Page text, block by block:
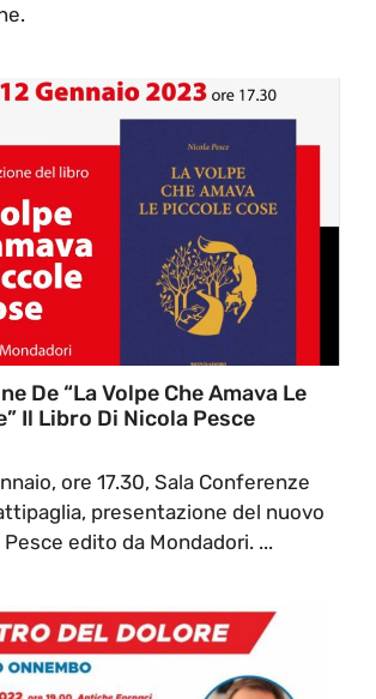
De “La Volpe Che Amava Le
Il Libro Di Nicola Pesce
ore 17.30, Sala Conferenze
presentazione del nuovo
edito da Mondadori. ...